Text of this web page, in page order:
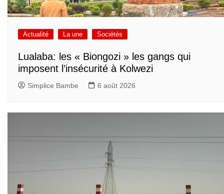
Actualité La une Sociétés
Lualaba: les « Biongozi » les gangs qui
imposent l’insécurité à Kolwezi
Simplice Bambe 6 août 2026